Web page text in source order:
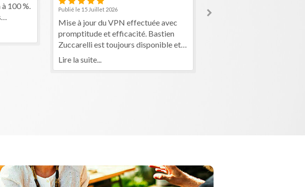
%.
il
Publié le 15 Juillet 2026
Mise à jour du VPN effectuée avec
promptitude et efficacité. Bastien
Zuccarelli est toujours disponible et
professionnel pour répondre aux
Lire la suite...
Lire la suite...